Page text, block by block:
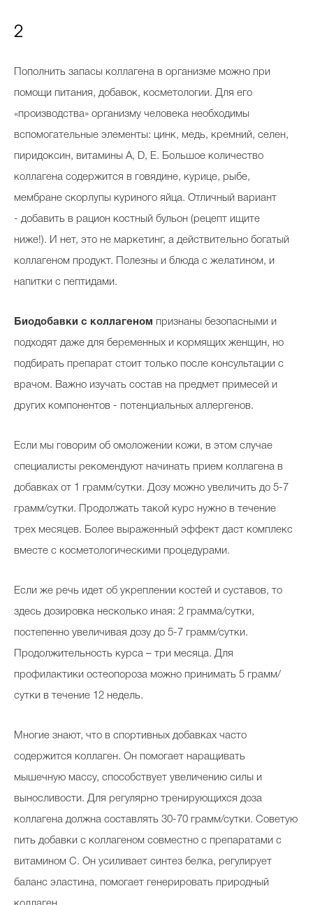
2
Пополнить запасы коллагена в организме можно при
помощи питания, добавок, косметологии. Для его
«производства» организму человека необходимы
вспомогательные элементы: цинк, медь, кремний, селен,
пиридоксин, витамины A, D, E. Большое количество
коллагена содержится в говядине, курице, рыбе,
мембране скорлупы куриного яйца. Отличный вариант
- добавить в рацион костный бульон (рецепт ищите
ниже!). И нет, это не маркетинг, а действительно богатый
коллагеном продукт. Полезны и блюда с желатином, и
напитки с пептидами.
Биодобавки с коллагеном признаны безопасными и
подходят даже для беременных и кормящих женщин, но
подбирать препарат стоит только после консультации с
врачом. Важно изучать состав на предмет примесей и
других компонентов - потенциальных аллергенов.
Если мы говорим об омоложении кожи, в этом случае
специалисты рекомендуют начинать прием коллагена в
добавках от 1 грамм/сутки. Дозу можно увеличить до 5-7
грамм/сутки. Продолжать такой курс нужно в течение
трех месяцев. Более выраженный эффект даст комплекс
вместе с косметологическими процедурами.
Если же речь идет об укреплении костей и суставов, то
здесь дозировка несколько иная: 2 грамма/сутки,
постепенно увеличивая дозу до 5-7 грамм/сутки.
Продолжительность курса – три месяца. Для
профилактики остеопороза можно принимать 5 грамм/
сутки в течение 12 недель.
Многие знают, что в спортивных добавках часто
содержится коллаген. Он помогает наращивать
мышечную массу, способствует увеличению силы и
выносливости. Для регулярно тренирующихся доза
коллагена должна составлять 30-70 грамм/сутки. Советую
пить добавки с коллагеном совместно с препаратами с
витамином С. Он усиливает синтез белка, регулирует
баланс эластина, помогает генерировать природный